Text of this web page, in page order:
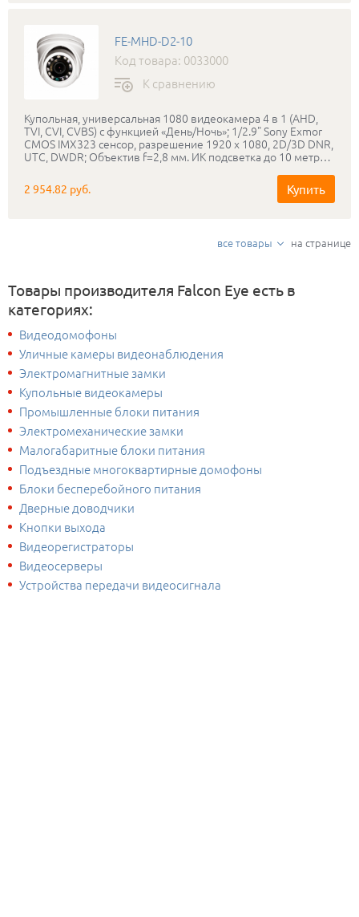
FE-MHD-D2-10
Код товара: 0033000
К сравнению
Купольная, универсальная 1080 видеокамера 4 в 1 (AHD,
TVI, CVI, CVBS) с функцией «День/Ночь»; 1/2.9" Sony Exmor
CMOS IMX323 сенсор, разрешение 1920 х 1080, 2D/3D DNR,
UTC, DWDR; Объектив f=2,8 мм. ИК подсветка до 10 метров,
2 954.82 руб. Купить
все товары на странице
Товары производителя Falcon Eye есть в
категориях:
Видеодомофоны
Уличные камеры видеонаблюдения
Электромагнитные замки
Купольные видеокамеры
Промышленные блоки питания
Электромеханические замки
Малогабаритные блоки питания
Подъездные многоквартирные домофоны
Блоки бесперебойного питания
Дверные доводчики
Кнопки выхода
Видеорегистраторы
Видеосерверы
Устройства передачи видеосигнала